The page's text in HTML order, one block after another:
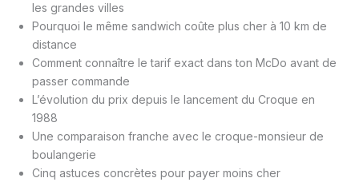
les grandes villes
Pourquoi le même sandwich coûte plus cher à 10 km de
distance
Comment connaître le tarif exact dans ton McDo avant de
passer commande
L’évolution du prix depuis le lancement du Croque en
1988
Une comparaison franche avec le croque-monsieur de
boulangerie
Cinq astuces concrètes pour payer moins cher